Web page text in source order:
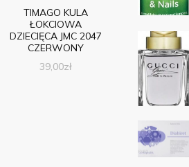
TIMAGO KULA
ŁOKCIOWA
DZIECIĘCA JMC 2047
CZERWONY
39,00zł